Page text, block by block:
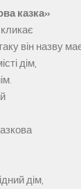
казка»
він назву
дім,
дім,